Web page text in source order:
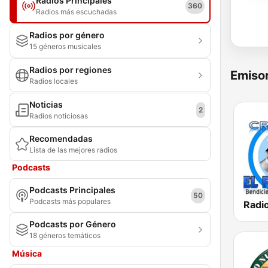
Radios más escuchadas
360
Radios por género
15 géneros musicales
Radios por regiones
Radios locales
Noticias
Radios noticiosas
2
Recomendadas
Lista de las mejores radios
Podcasts
Podcasts Principales
Podcasts más populares
50
Podcasts por Género
18 géneros temáticos
Música